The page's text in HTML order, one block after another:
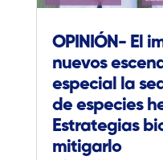
OPINIÓN- El
nuevos
especial la
de especies
Estrategias
mitigarlo